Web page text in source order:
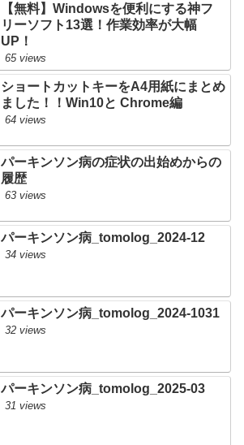
【無料】Windowsを便利にする神フ
リーソフト13選！作業効率が大幅
UP！
65 views
ショートカットキーをA4用紙にまとめ
ました！！Win10と Chrome編
64 views
パーキンソン病の症状の出始めからの
履歴
63 views
パーキンソン病_tomolog_2024-12
34 views
パーキンソン病_tomolog_2024-1031
32 views
パーキンソン病_tomolog_2025-03
31 views